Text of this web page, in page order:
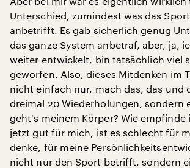
Unterschied, zumindest was das
anbetrifft. Es gab sicherlich genug
das ganze System anbetraf, aber, ja,
weiter entwickelt, bin tatsächlich viel
geworfen. Also, dieses Mitdenken im
nicht einfach nur, mach das, das und
dreimal 20 Wiederholungen, sondern
geht's meinem Körper? Wie empfinde
jetzt gut für mich, ist es schlecht für
denke, für meine
nicht nur den Sport betrifft, sondern